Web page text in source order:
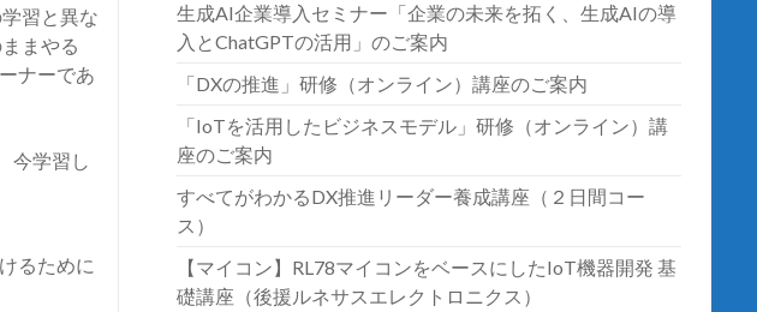
習と異な
まやる
ナーであ
今学習し
るために
生成AI企業導入セミナー「企業の未来を拓く、生成AIの導
入とChatGPTの活用」のご案内
「DXの推進」研修（オンライン）講座のご案内
「IoTを活用したビジネスモデル」研修（オンライン）講
座のご案内
すべてがわかるDX推進リーダー養成講座（２日間コー
ス）
【マイコン】RL78マイコンをベースにしたIoT機器開発 基
礎講座（後援ルネサスエレクトロニクス）